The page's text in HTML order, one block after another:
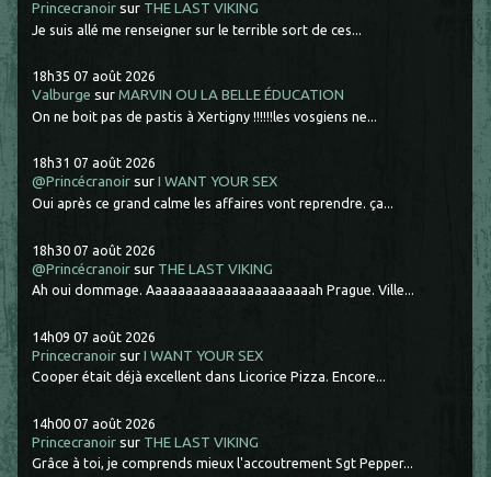
Princecranoir sur THE LAST VIKING
Je suis allé me renseigner sur le terrible sort de ces...
18h35 07 août 2026
Valburge surMARVIN OU LA BELLE ÉDUCATION
On ne boit pas de pastis à Xertigny !!!!!!les vosgiens ne...
18h31 07 août 2026
@Princécranoir surI WANT YOUR SEX
Oui après ce grand calme les affaires vont reprendre. ça...
18h30 07 août 2026
@Princécranoir sur THE LAST VIKING
Ah oui dommage. Aaaaaaaaaaaaaaaaaaaaaah Prague. Ville...
14h09 07 août 2026
Princecranoir surI WANT YOUR SEX
Cooper était déjà excellent dans Licorice Pizza. Encore...
14h00 07 août 2026
Princecranoir sur THE LAST VIKING
Grâce à toi, je comprends mieux l'accoutrement Sgt Pepper...